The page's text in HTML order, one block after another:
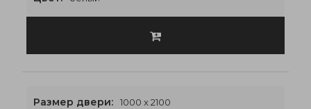
Размер двери: 1000 x 2100